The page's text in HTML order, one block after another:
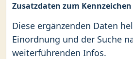
Zusatzdaten zum Kennzeichen
Diese ergänzenden Daten
Einordnung und der Suche
weiterführenden Infos.